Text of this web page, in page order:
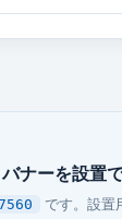
ナーを設置
です。設置